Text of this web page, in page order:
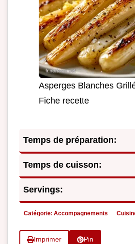
Asperges Blanches
Fiche recette
Temps de préparation:
Temps de cuisson:
Servings:
Catégorie: Accompagnements
Imprimer Pin